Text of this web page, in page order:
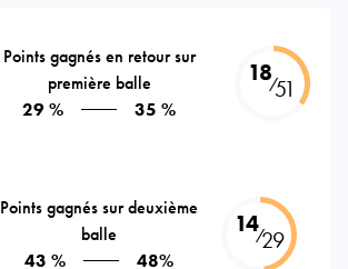
Points gagnés en retour sur
première balle
29 %
35 %
18⁄51
Points gagnés sur deuxième
balle
43 %
48%
14⁄29